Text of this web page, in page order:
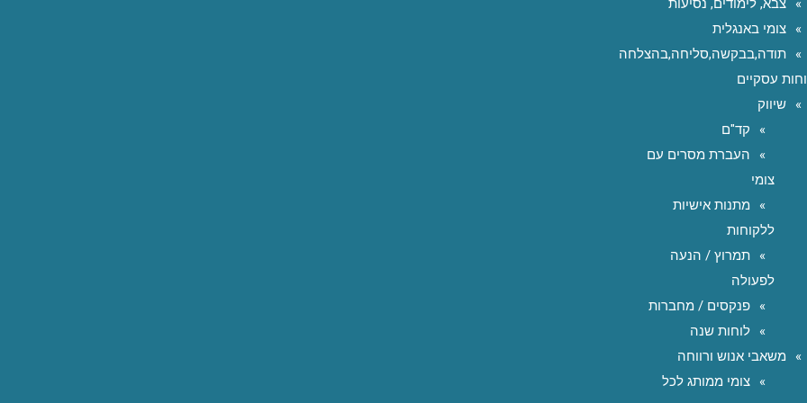
צבא, לימודים, נסיעות
צומי באנגלית
תודה,בבקשה,סליחה,בהצלחה
עסקיים
שיווק
קד"ם
העברת מסרים עם
צומי
מתנות אישיות
ללקוחות
תמרוץ / הנעה
לפעולה
פנקסים / מחברות
לוחות שנה
משאבי אנוש ורווחה
צומי ממותג לכל